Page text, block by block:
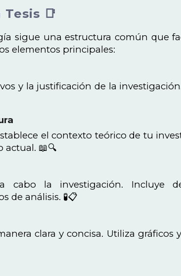
📑
sigue una estructura común que
elementos principales:
y la justificación de la
el contexto teórico de tu
📖🔍
cabo la investigación. Incluye
de análisis. 🧪📋
clara y concisa. Utiliza